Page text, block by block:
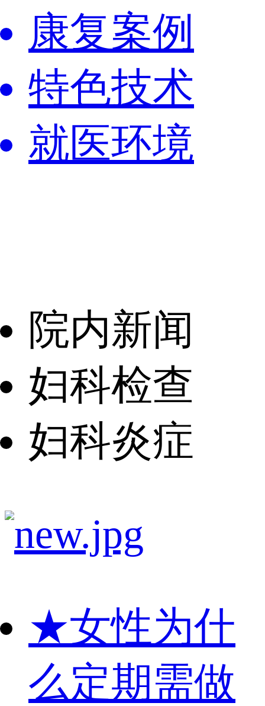
康复案例
特色技术
就医环境
院内新闻
妇科检查
妇科炎症
★女性为什
么定期需做